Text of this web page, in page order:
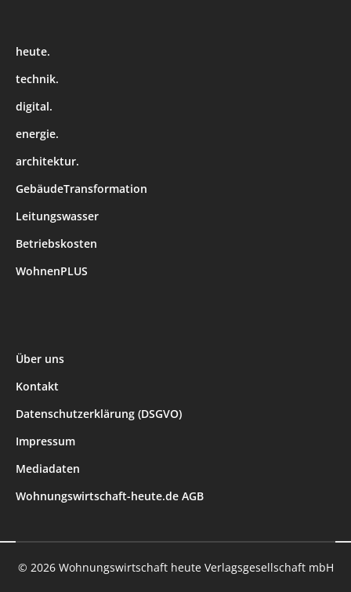
heute.
technik.
digital.
energie.
architektur.
GebäudeTransformation
Leitungswasser
Betriebskosten
WohnenPLUS
Über uns
Kontakt
Datenschutzerklärung (DSGVO)
Impressum
Mediadaten
Wohnungswirtschaft-heute.de AGB
© 2026 Wohnungswirtschaft heute Verlagsgesellschaft mbH